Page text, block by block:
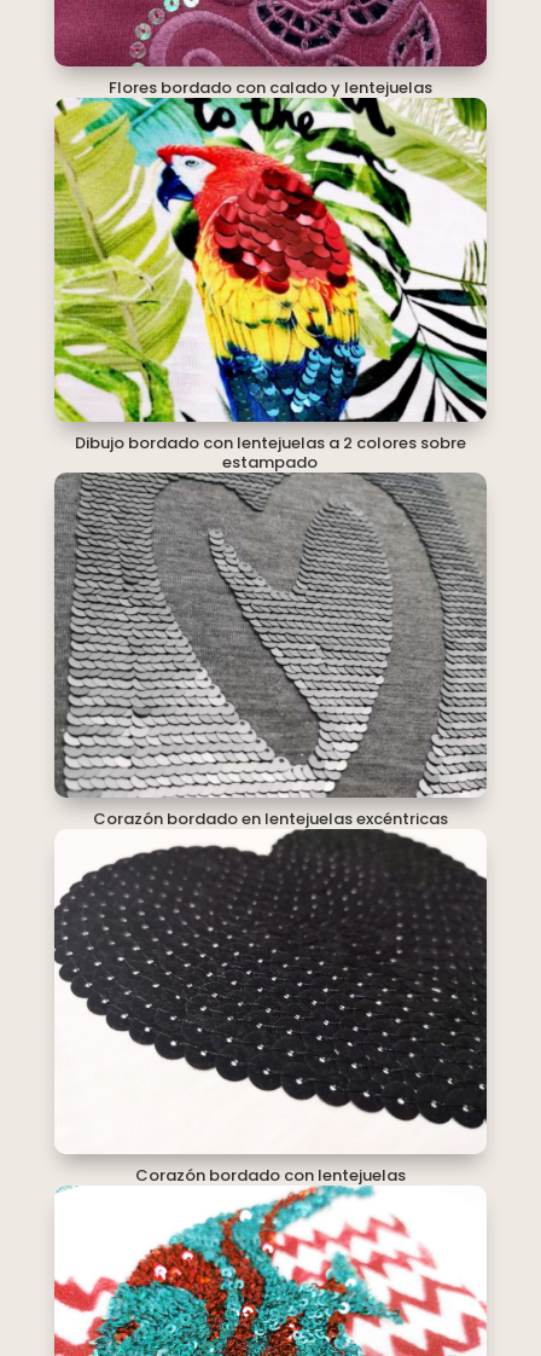
Flores bordado con calado y lentejuelas
Dibujo bordado con lentejuelas a 2 colores sobre
estampado
Corazón bordado en lentejuelas excéntricas
Corazón bordado con lentejuelas